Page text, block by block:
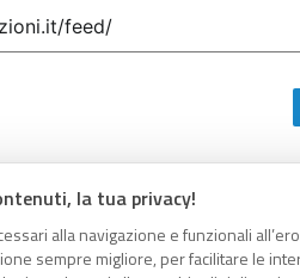
la tua privacy!
alla navigazione e funzionali
sempre migliore, per facilitare le
negli appunti.